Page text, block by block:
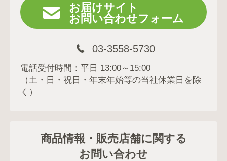
お届けサイト
お問い合わせフォーム
03-3558-5730
電話受付時間：平日 13:00～15:00
（土・日・祝日・年末年始等の当社休業日を除
く）
商品情報・販売店舗に関する
お問い合わせ